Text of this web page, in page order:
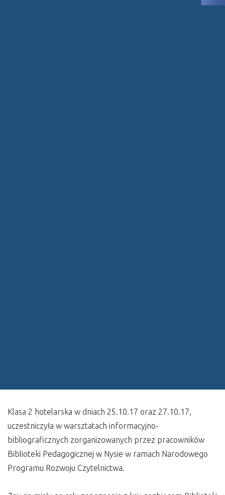
Klasa 2 hotelarska w dniach 25.10.17 oraz 27.10.17,
uczestniczyła w warsztatach informacyjno-
bibliograficznych zorganizowanych przez pracowników
Biblioteki Pedagogicznej w Nysie w ramach Narodowego
Programu Rozwoju Czytelnictwa.